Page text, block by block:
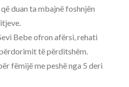
duan ta mbajnë foshnjën
Bebe ofron afërsi, rehati
të përditshëm.
fëmijë me peshë nga 5 deri